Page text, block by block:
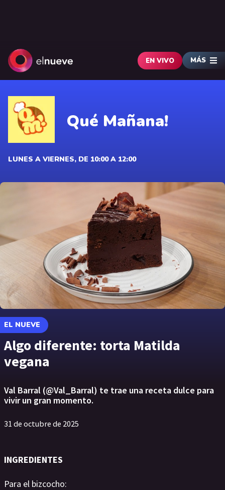
EN VIVO MÁS
Qué Mañana!
LUNES A VIERNES, DE 10:00 A 12:00
EL NUEVE
Algo diferente: torta Matilda
vegana
Val Barral (@Val_Barral) te trae una receta dulce para
vivir un gran momento.
31 de octubre de 2025
INGREDIENTES
Para el bizcocho: